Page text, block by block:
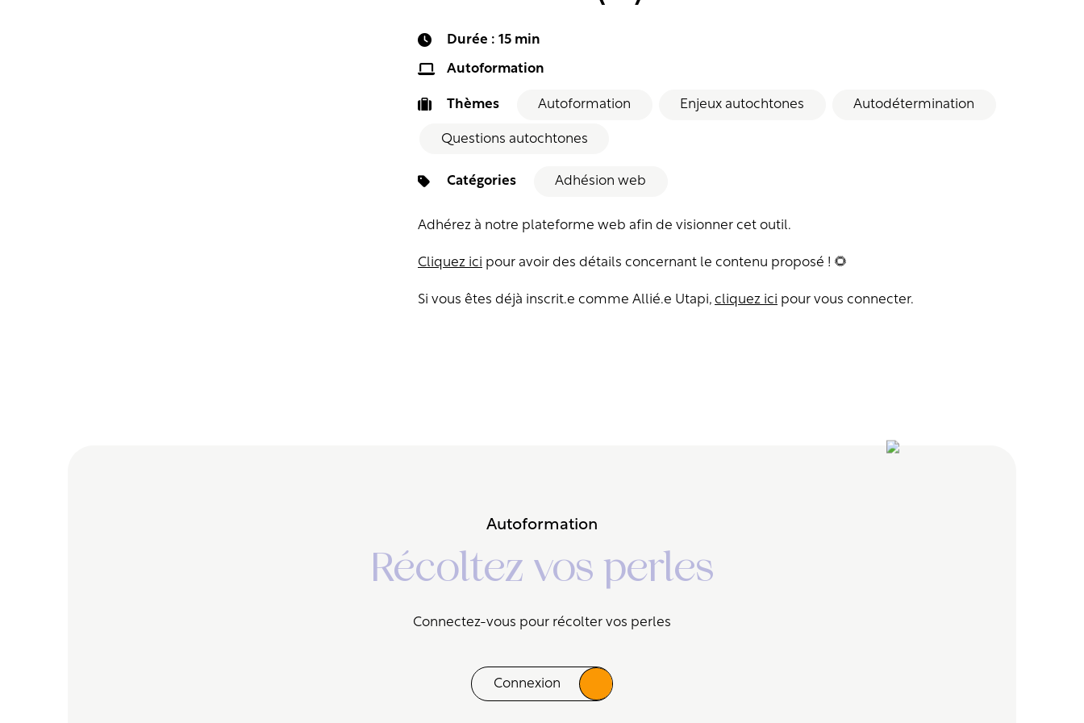
Durée : 15 min
Autoformation
Thèmes Autoformation Enjeux autochtones Autodétermination
Questions autochtones
Catégories Adhésion web
Adhérez à notre plateforme web afin de visionner cet outil.
Cliquez ici pour avoir des détails concernant le contenu proposé ! 🌻
Si vous êtes déjà inscrit.e comme Allié.e Utapi,cliquez ici pour vous connecter.
Autoformation
Récoltez vos perles
Connectez-vous pour récolter vos perles
Connexion